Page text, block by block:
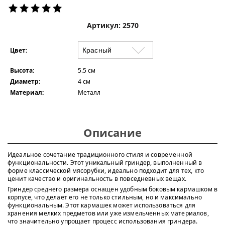
Артикул: 2570
Цвет:
Высота:
5.5 см
Диаметр:
4 см
Материал:
Металл
Описание
Идеальное сочетание традиционного стиля и современной
функциональности. Этот уникальный гриндер, выполненный в
форме классической мясорубки, идеально подходит для тех, кто
ценит качество и оригинальность в повседневных вещах.
Гриндер среднего размера оснащен удобным боковым кармашком в
корпусе, что делает его не только стильным, но и максимально
функциональным. Этот кармашек может использоваться для
хранения мелких предметов или уже измельченных материалов,
что значительно упрощает процесс использования гриндера.